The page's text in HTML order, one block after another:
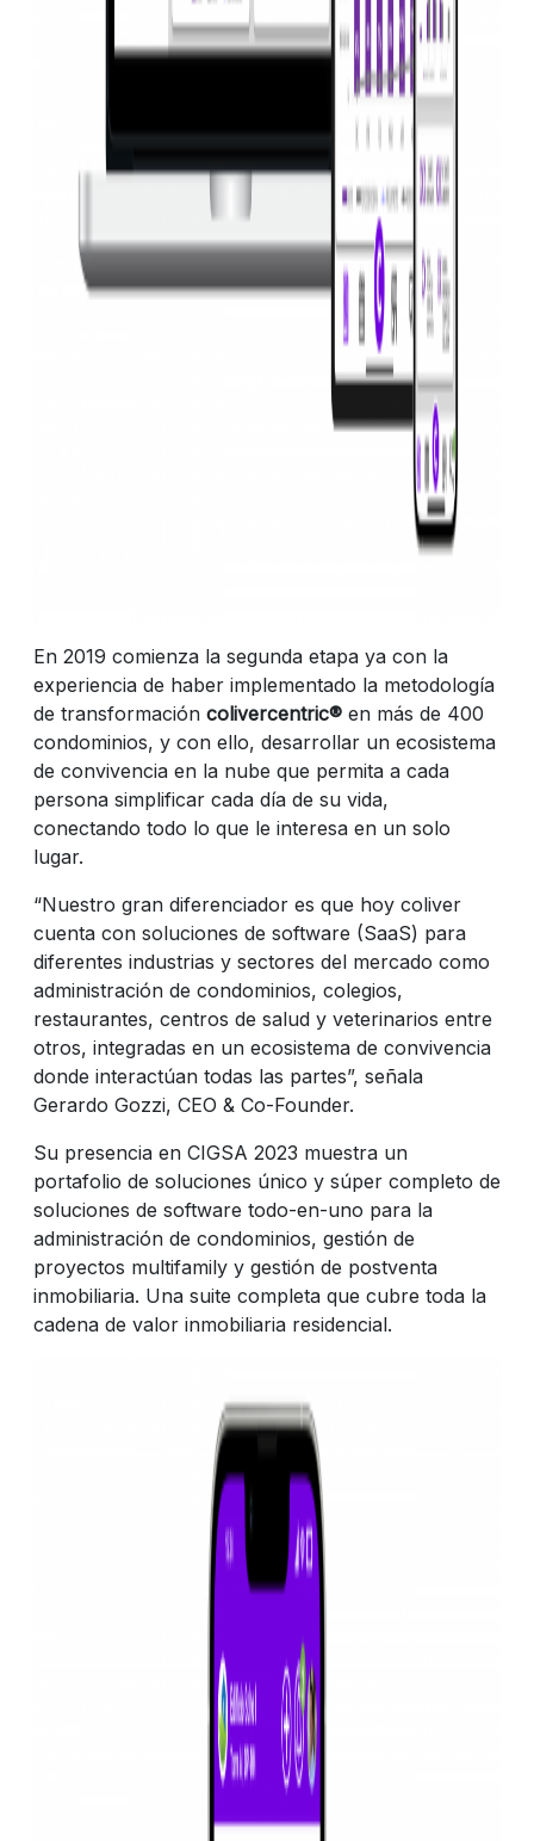
En 2019 comienza la segunda etapa ya con la
experiencia de haber implementado la metodología
de transformación colivercentric® en más de 400
condominios, y con ello, desarrollar un ecosistema
de convivencia en la nube que permita a cada
persona simplificar cada día de su vida,
conectando todo lo que le interesa en un solo
lugar.
“Nuestro gran diferenciador es que hoy coliver
cuenta con soluciones de software (SaaS) para
diferentes industrias y sectores del mercado como
administración de condominios, colegios,
restaurantes, centros de salud y veterinarios entre
otros, integradas en un ecosistema de convivencia
donde interactúan todas las partes”, señala
Gerardo Gozzi, CEO & Co-Founder.
Su presencia en CIGSA 2023 muestra un
portafolio de soluciones único y súper completo de
soluciones de software todo-en-uno para la
administración de condominios, gestión de
proyectos multifamily y gestión de postventa
inmobiliaria. Una suite completa que cubre toda la
cadena de valor inmobiliaria residencial.